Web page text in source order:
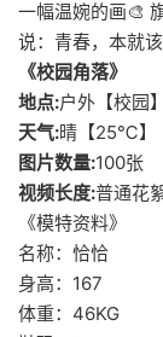
一幅温婉的画🎨
说：青春，本就
《校园角落》
地点:户外【校园】
天气:晴【25℃】
图片数量:100张
视频长度:普通花
《模特资料》
名称：恰恰
身高：167
体重：46KG